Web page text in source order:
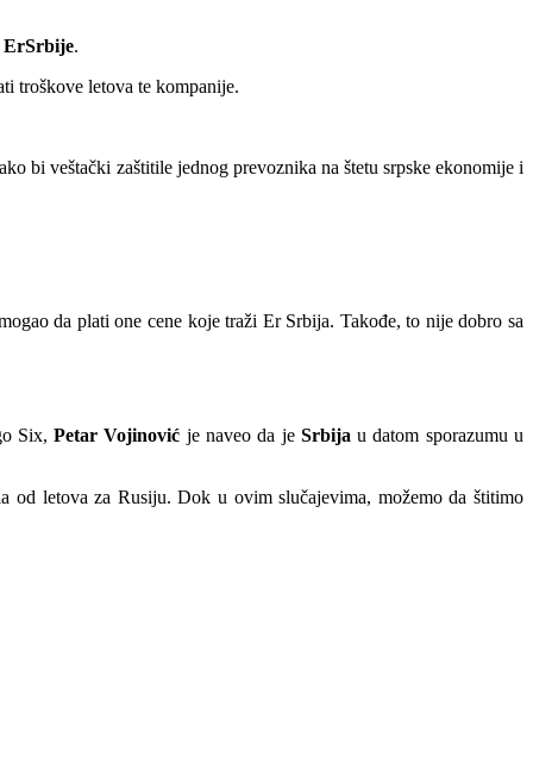
ErSrbije.
troškove letova te kompanije.
bi veštački zaštitile jednog prevoznika na štetu srpske ekonomije i
da plati one cene koje traži Er Srbija. Takođe, to nije dobro sa
Six,Petar Vojinović je naveo da je Srbija u datom sporazumu u
od letova za Rusiju. Dok u ovim slučajevima, možemo da štitimo